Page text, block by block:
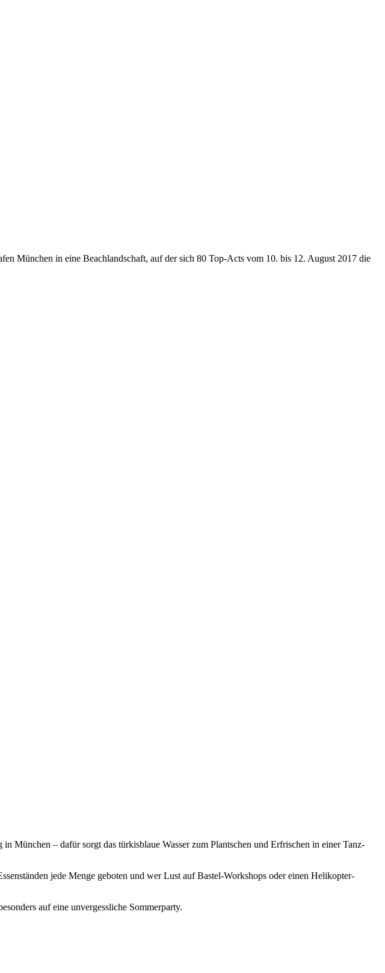
München in eine Beachlandschaft, auf der sich 80 Top-Acts vom 10. bis 12. August 2017 die
München – dafür sorgt das türkisblaue Wasser zum Plantschen und Erfrischen in einer Tanz-
jede Menge geboten und wer Lust auf Bastel-Workshops oder einen Helikopter-
auf eine unvergessliche Sommerparty.